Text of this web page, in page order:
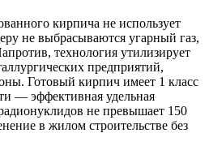
кирпича не использует
не выбрасываются угарный газ,
технология утилизирует
предприятий,
Готовый кирпич имеет 1 класс
— эффективная удельная
не превышает 150
в жилом строительстве без